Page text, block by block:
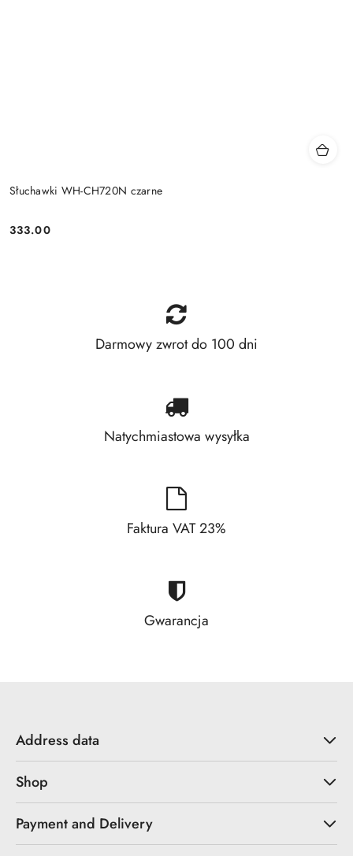
Słuchawki WH-CH720N czarne
Price:
333.00
Darmowy zwrot do 100 dni
Natychmiastowa wysyłka
Faktura VAT 23%
Gwarancja
Address data
Shop
Payment and Delivery